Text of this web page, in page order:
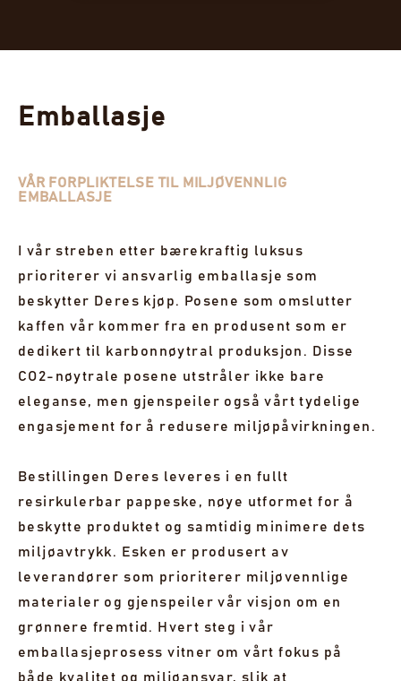
Emballasje
VÅR FORPLIKTELSE TIL MILJØVENNLIG
EMBALLASJE
I vår streben etter bærekraftig luksus
prioriterer vi ansvarlig emballasje som
beskytter Deres kjøp. Posene som omslutter
kaffen vår kommer fra en produsent som er
dedikert til karbonnøytral produksjon. Disse
CO2-nøytrale posene utstråler ikke bare
eleganse, men gjenspeiler også vårt tydelige
engasjement for å redusere miljøpåvirkningen.
Bestillingen Deres leveres i en fullt
resirkulerbar pappeske, nøye utformet for å
beskytte produktet og samtidig minimere dets
miljøavtrykk. Esken er produsert av
leverandører som prioriterer miljøvennlige
materialer og gjenspeiler vår visjon om en
grønnere fremtid. Hvert steg i vår
emballasjeprosess vitner om vårt fokus på
både kvalitet og miljøansvar, slik at